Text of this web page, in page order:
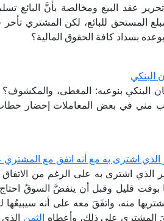
عقد البيع ومخالصة بأنَّ البائع
المستحق للبائع، لكن المشتري
بسداد كافة الحقوق المالية؟
البنكي
البنكي بنوعيه: المغطى،
مني في بعض المعاملات إحضار
الذي اشترى به مع أنه اتفق مع المشتري
الذي اشترى به على الرغم من
بوقت قليل وقبل أن ينفضَّ السوقُ احتاج
منه، واتفَقَ معه على أنه سيبيعُها
المشتري على ذلك، وأعطاه الثمن